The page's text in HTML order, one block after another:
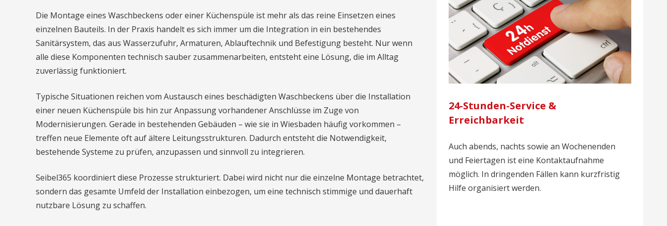
Die Montage eines Waschbeckens oder einer Küchenspüle ist mehr als das reine Einsetzen eines
einzelnen Bauteils. In der Praxis handelt es sich immer um die Integration in ein bestehendes
Sanitärsystem, das aus Wasserzufuhr, Armaturen, Ablauftechnik und Befestigung besteht. Nur wenn
alle diese Komponenten technisch sauber zusammenarbeiten, entsteht eine Lösung, die im Alltag
zuverlässig funktioniert.
Typische Situationen reichen vom Austausch eines beschädigten Waschbeckens über die Installation
einer neuen Küchenspüle bis hin zur Anpassung vorhandener Anschlüsse im Zuge von
Modernisierungen. Gerade in bestehenden Gebäuden – wie sie in Wiesbaden häufig vorkommen –
treffen neue Elemente oft auf ältere Leitungsstrukturen. Dadurch entsteht die Notwendigkeit,
bestehende Systeme zu prüfen, anzupassen und sinnvoll zu integrieren.
Seibel365 koordiniert diese Prozesse strukturiert. Dabei wird nicht nur die einzelne Montage betrachtet,
sondern das gesamte Umfeld der Installation einbezogen, um eine technisch stimmige und dauerhaft
nutzbare Lösung zu schaffen.
24-Stunden-Service &
Erreichbarkeit
Auch abends, nachts sowie an Wochenenden
und Feiertagen ist eine Kontaktaufnahme
möglich. In dringenden Fällen kann kurzfristig
Hilfe organisiert werden.